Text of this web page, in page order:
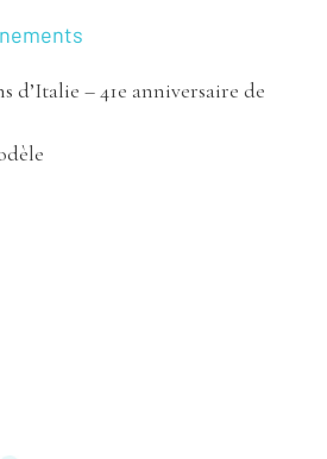
d’Italie – 41e anniversaire de